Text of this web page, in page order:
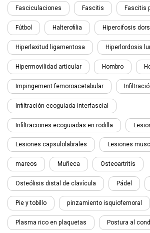
Fasciculaciones Fascitis Fascitis
Fútbol Halterofilia Hipercifosis
Hiperlaxitud ligamentosa Hiperlordosis
Hipermovilidad articular Hombro
Impingement femoroacetabular
Infiltración ecoguiada interfascial
Infiltraciones ecoguiadas en rodilla
Lesiones capsulolabrales Lesiones
mareos Muñeca Osteoartritis
Osteólisis distal de clavícula Pádel
Pie y tobillo pinzamiento isquiofemoral
Plasma rico en plaquetas Postura al